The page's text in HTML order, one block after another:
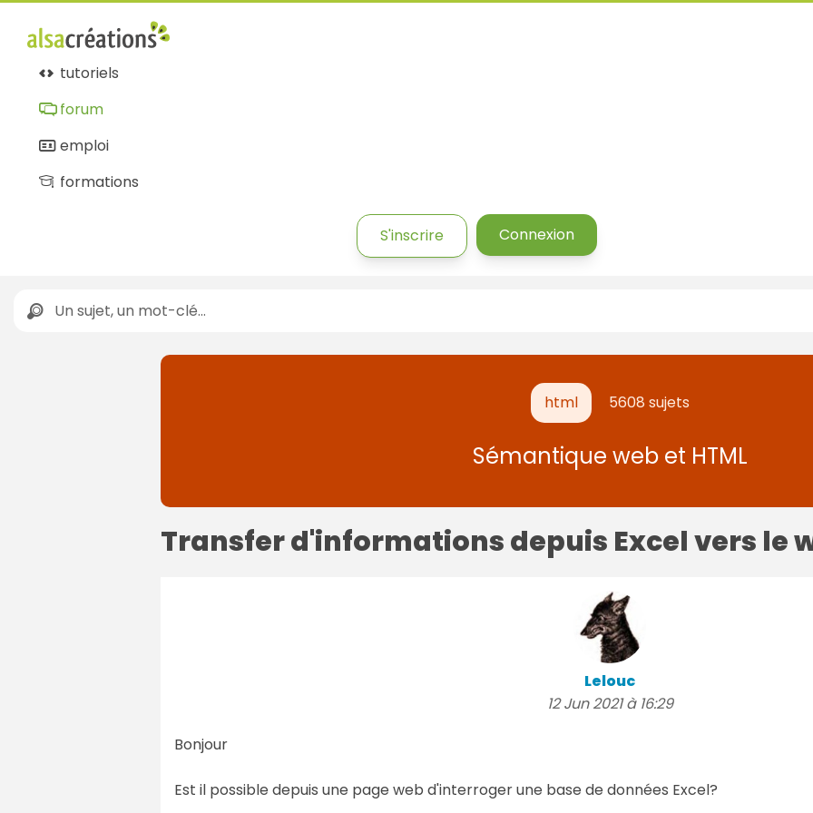
tutoriels
forum
emploi
formations
S'inscrire Connexion
html 5608 sujets
Sémantique web et HTML
Transfer d'informations depuis Excel vers le
Lelouc
12 Jun 2021 à 16:29
Bonjour
Est il possible depuis une page web d'interroger une base de données Excel?